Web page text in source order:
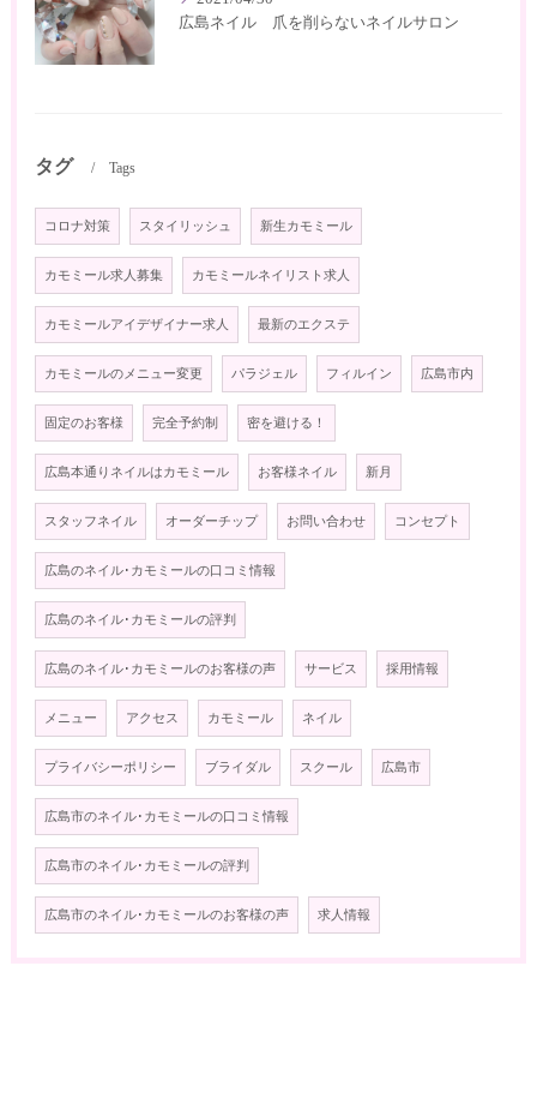
広島ネイル 爪を削らないネイルサロン
タグ Tags
コロナ対策 スタイリッシュ 新生カモミール
カモミール求人募集 カモミールネイリスト求人
カモミールアイデザイナー求人 最新のエクステ
カモミールのメニュー変更 パラジェル フィルイン 広島市内
固定のお客様 完全予約制 密を避ける！
広島本通りネイルはカモミール お客様ネイル 新月
スタッフネイル オーダーチップ お問い合わせ コンセプト
広島のネイル･カモミールの口コミ情報
広島のネイル･カモミールの評判
広島のネイル･カモミールのお客様の声 サービス 採用情報
メニュー アクセス カモミール ネイル
プライバシーポリシー ブライダル スクール 広島市
広島市のネイル･カモミールの口コミ情報
広島市のネイル･カモミールの評判
広島市のネイル･カモミールのお客様の声 求人情報